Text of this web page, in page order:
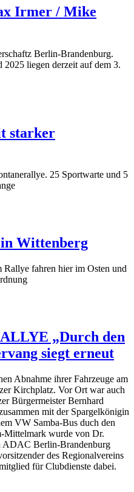
Irmer / Mike
Berlin-Brandenburg.
2025 liegen derzeit auf dem 3.
starker
25 Sportwarte und 5
Wittenberg
fahren hier im Osten und
„Durch den
siegt erneut
Abnahme ihrer Fahrzeuge am
Kirchplatz. Vor Ort war auch
Bürgermeister Bernhard
mit der Spargelkönigin
VW Samba-Bus duch den
Mittelmark wurde von Dr.
ADAC Berlin-Brandenburg
des Regionalvereins
für Clubdienste dabei.